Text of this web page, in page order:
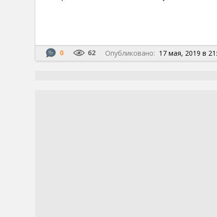
0 62 Опубликовано: 17 мая, 2019 в